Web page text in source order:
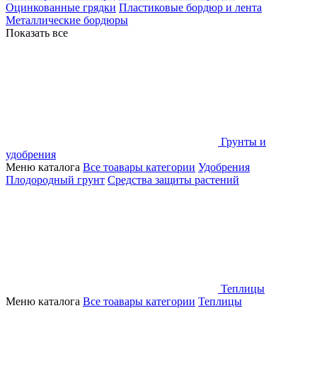
Оцинкованные грядки Пластиковые бордюр и лента
Металлические бордюры
Показать все
Грунты и
удобрения
Меню каталога Все тоавары категории Удобрения
Плодородный грунт Средства защиты растений
Теплицы
Меню каталога Все тоавары категории Теплицы